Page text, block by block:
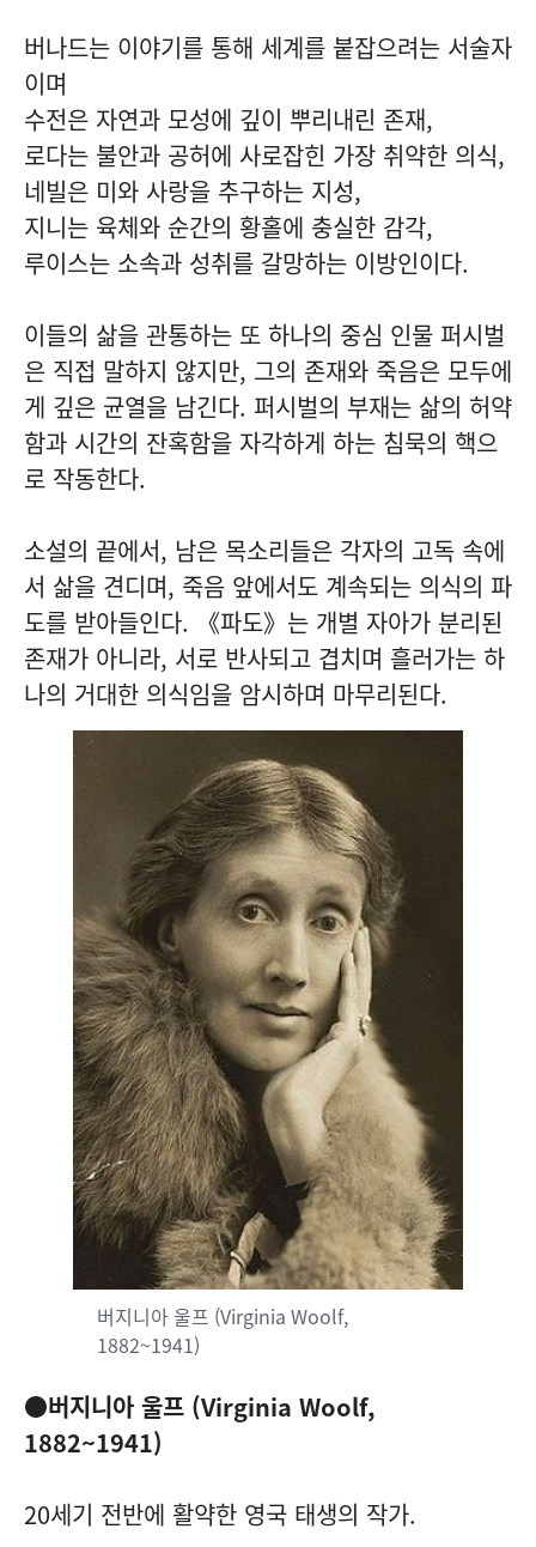
버나드는 이야기를 통해 세계를 붙잡으려는 서술자
이며
수전은 자연과 모성에 깊이 뿌리내린 존재,
로다는 불안과 공허에 사로잡힌 가장 취약한 의식,
네빌은 미와 사랑을 추구하는 지성,
지니는 육체와 순간의 황홀에 충실한 감각,
루이스는 소속과 성취를 갈망하는 이방인이다.
이들의 삶을 관통하는 또 하나의 중심 인물 퍼시벌
은 직접 말하지 않지만, 그의 존재와 죽음은 모두에
게 깊은 균열을 남긴다. 퍼시벌의 부재는 삶의 허약
함과 시간의 잔혹함을 자각하게 하는 침묵의 핵으
로 작동한다.
소설의 끝에서, 남은 목소리들은 각자의 고독 속에
서 삶을 견디며, 죽음 앞에서도 계속되는 의식의 파
도를 받아들인다. 《파도》는 개별 자아가 분리된
존재가 아니라, 서로 반사되고 겹치며 흘러가는 하
나의 거대한 의식임을 암시하며 마무리된다.
버지니아 울프 (Virginia Woolf,
1882~1941)
●버지니아 울프 (Virginia Woolf,
1882~1941)
20세기 전반에 활약한 영국 태생의 작가.